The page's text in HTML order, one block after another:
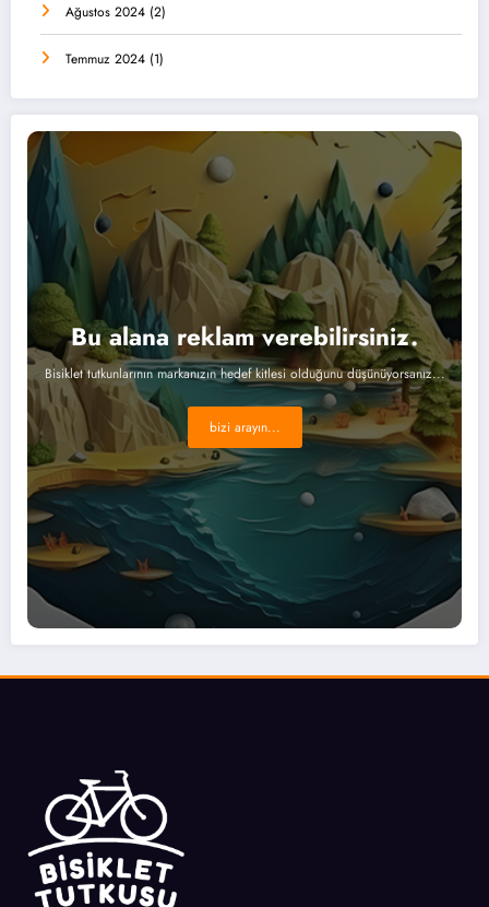
Ağustos 2024 (2)
Temmuz 2024 (1)
Bu alana reklam verebilirsiniz.
Bisiklet tutkunlarının markanızın hedef kitlesi olduğunu düşünüyorsanız...
bizi arayın...